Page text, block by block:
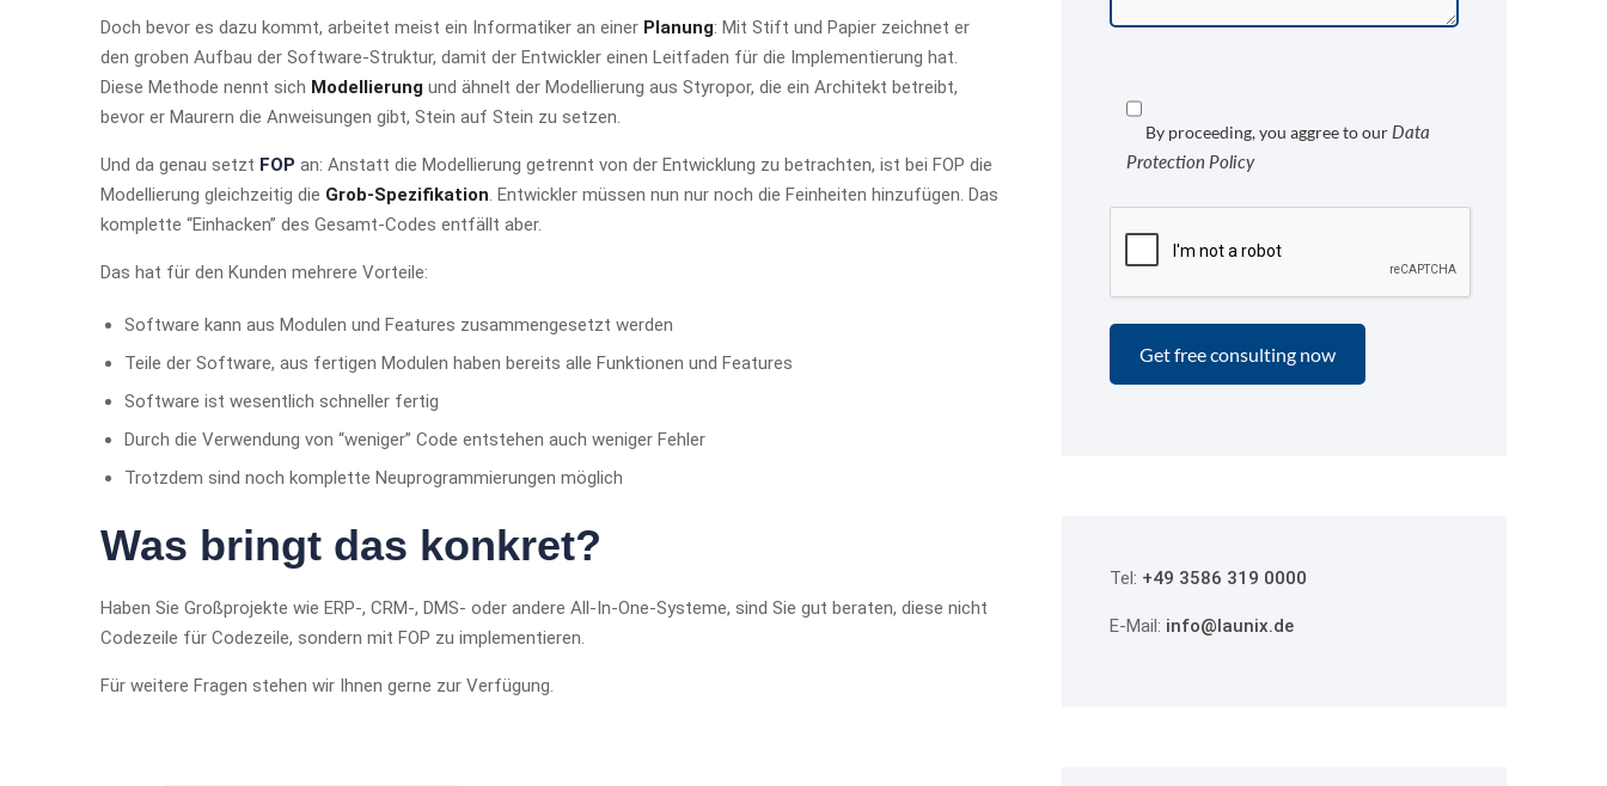
Doch bevor es dazu kommt, arbeitet meist ein Informatiker an einer Planung: Mit Stift und Papier zeichnet er
den groben Aufbau der Software-Struktur, damit der Entwickler einen Leitfaden für die Implementierung hat.
Diese Methode nennt sich Modellierung und ähnelt der Modellierung aus Styropor, die ein Architekt betreibt,
bevor er Maurern die Anweisungen gibt, Stein auf Stein zu setzen.
Und da genau setzt FOP an: Anstatt die Modellierung getrennt von der Entwicklung zu betrachten, ist bei FOP die
Modellierung gleichzeitig die Grob-Spezifikation . Entwickler müssen nun nur noch die Feinheiten hinzufügen. Das
komplette “Einhacken” des Gesamt-Codes entfällt aber.
Das hat für den Kunden mehrere Vorteile:
Software kann aus Modulen und Features zusammengesetzt werden
Teile der Software, aus fertigen Modulen haben bereits alle Funktionen und Features
Software ist wesentlich schneller fertig
Durch die Verwendung von “weniger” Code entstehen auch weniger Fehler
Trotzdem sind noch komplette Neuprogrammierungen möglich
Was bringt das konkret?
Haben Sie Großprojekte wie ERP-, CRM-, DMS- oder andere All-In-One-Systeme, sind Sie gut beraten, diese nicht
Codezeile für Codezeile, sondern mit FOP zu implementieren.
Für weitere Fragen stehen wir Ihnen gerne zur Verfügung.
By proceeding, you aggree to our Data
Protection Policy
Tel: +49 3586 319 0000
E-Mail: info@launix.de